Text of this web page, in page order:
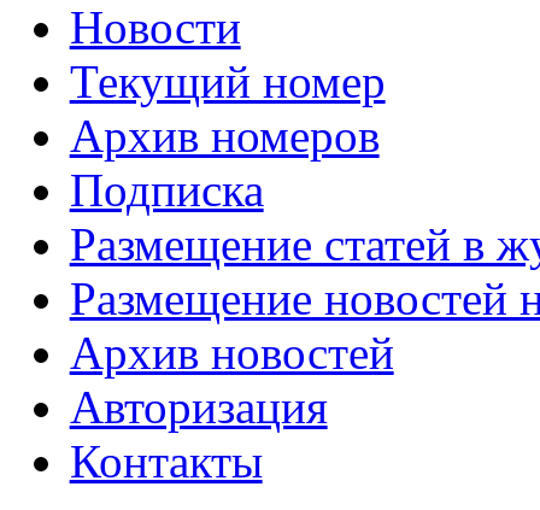
Новости
Текущий номер
Архив номеров
Подписка
Размещение статей в
Размещение новостей
Архив новостей
Авторизация
Контакты